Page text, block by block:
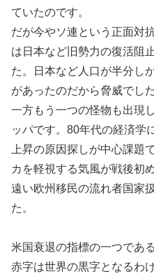
ていたのです。
だが今やソ連という正面対
は日本など旧勢力の復活阻
た。日本など人口が半分し
があったのだから脅威でした
一方もう一つの怪物も出現
ッパです。 80年代の経済学
上昇の原因探しが中心課題
カを軽視する気風が戦後初
遠い欧州移民の流れ者国家
た。
米国衰退の指標の一つであ
赤字は世界の黒字となるわ